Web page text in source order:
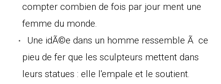
compter combien de fois par jour ment une
femme du monde.
Une idÃ©e dans un homme ressemble Ã ce
pieu de fer que les sculpteurs mettent dans
leurs statues : elle l'empale et le soutient.